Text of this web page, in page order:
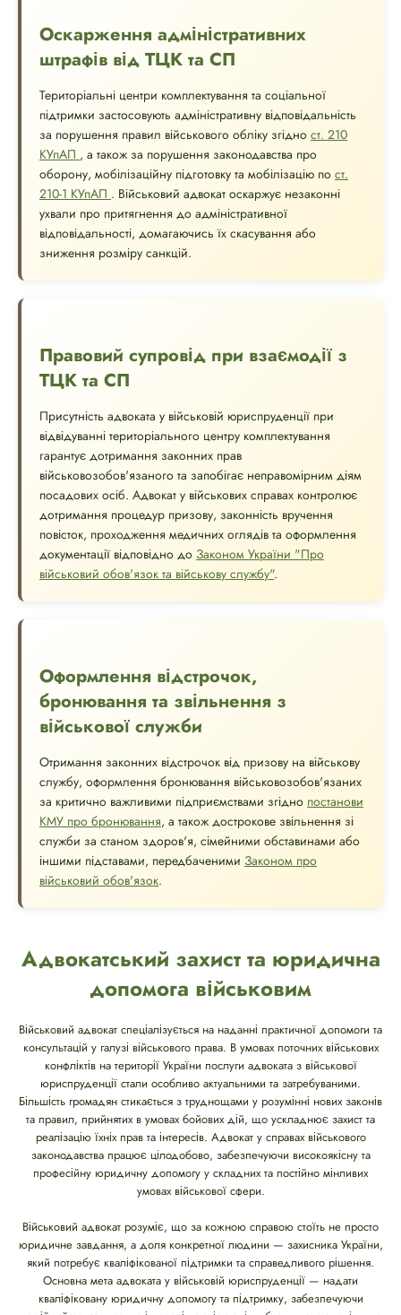
Оскарження адміністративних
штрафів від ТЦК та СП
Територіальні центри комплектування та соціальної
підтримки застосовують адміністративну відповідальність
за порушення правил військового обліку згідно ст. 210
КУпАП , а також за порушення законодавства про
оборону, мобілізаційну підготовку та мобілізацію по ст.
210-1 КУпАП . Військовий адвокат оскаржує незаконні
ухвали про притягнення до адміністративної
відповідальності, домагаючись їх скасування або
зниження розміру санкцій.
Правовий супровід при взаємодії з
ТЦК та СП
Присутність адвоката у військовій юриспруденції при
відвідуванні територіального центру комплектування
гарантує дотримання законних прав
військовозобов'язаного та запобігає неправомірним діям
посадових осіб. Адвокат у військових справах контролює
дотримання процедур призову, законність вручення
повісток, проходження медичних оглядів та оформлення
документації відповідно до Законом України "Про
військовий обов'язок та військову службу".
Оформлення відстрочок,
бронювання та звільнення з
військової служби
Отримання законних відстрочок від призову на військову
службу, оформлення бронювання військовозобов'язаних
за критично важливими підприємствами згідно постанови
КМУ про бронювання, а також дострокове звільнення зі
служби за станом здоров'я, сімейними обставинами або
іншими підставами, передбаченими Законом про
військовий обов'язок.
Адвокатський захист та юридична
допомога військовим
Військовий адвокат спеціалізується на наданні практичної допомоги та
консультацій у галузі військового права. В умовах поточних військових
конфліктів на території України послуги адвоката з військової
юриспруденції стали особливо актуальними та затребуваними.
Більшість громадян стикається з труднощами у розумінні нових законів
та правил, прийнятих в умовах бойових дій, що ускладнює захист та
реалізацію їхніх прав та інтересів. Адвокат у справах військового
законодавства працює цілодобово, забезпечуючи високоякісну та
професійну юридичну допомогу у складних та постійно мінливих
умовах військової сфери.
Військовий адвокат розуміє, що за кожною справою стоїть не просто
юридичне завдання, а доля конкретної людини — захисника України,
який потребує кваліфікованої підтримки та справедливого рішення.
Основна мета адвоката у військовій юриспруденції — надати
кваліфіковану юридичну допомогу та підтримку, забезпечуючи